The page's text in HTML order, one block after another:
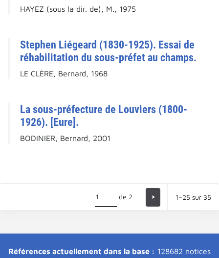
HAYEZ (sous la dir. de), M., 1975
Stephen Liégeard (1830-1925). Essai de
réhabilitation du sous-préfet au champs.
LE CLÈRE, Bernard, 1968
La sous-préfecture de Louviers (1800-
1926). [Eure].
BODINIER, Bernard, 2001
de 2 > 1–25 sur 35
Références actuellement dans la base : 128682 notices